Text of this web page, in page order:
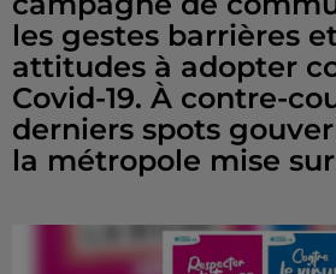
les gestes barrières
attitudes à adopter
Covid-19. À contre-
derniers spots
la métropole mise